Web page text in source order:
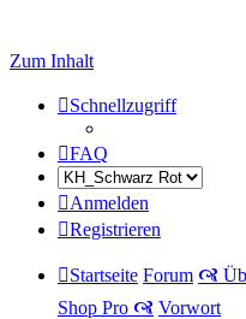
Zum Inhalt
Schnellzugriff
FAQ
Anmelden
Registrieren
Startseite Forum 🙧
Shop Pro 🙧 Vorwort